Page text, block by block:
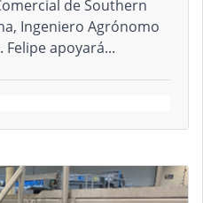
de Southern
Ingeniero Agrónomo
apoyará...